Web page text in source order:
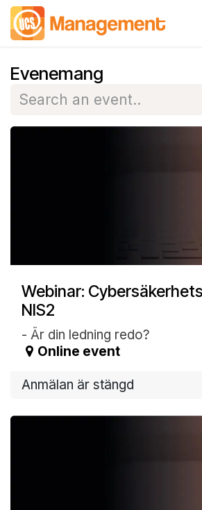
Hoppa till innehåll
Evenemang
Webinar:
NIS2
- Är din ledning redo?
Online event
Anmälan är stängd